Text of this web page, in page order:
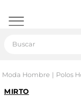
Moda Hombre Polos
MIRTO